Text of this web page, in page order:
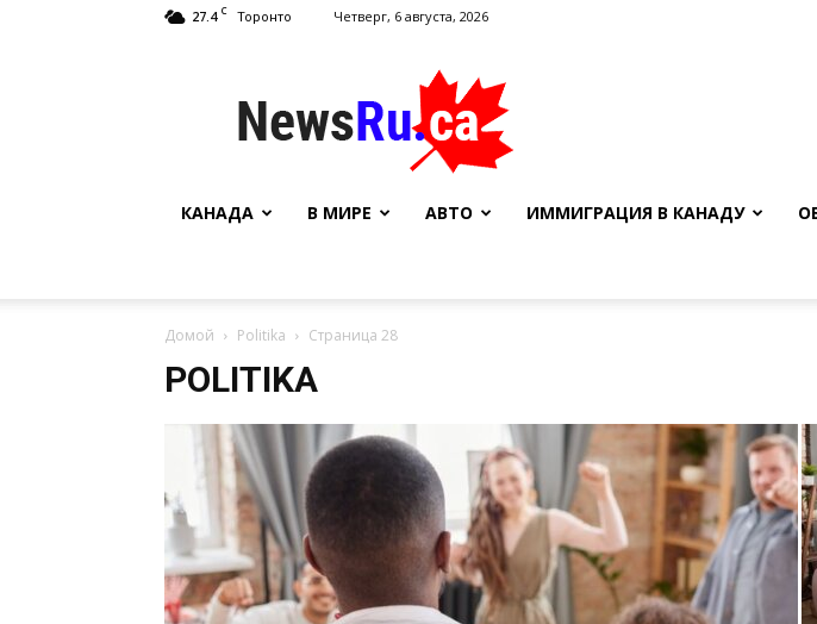
27.4 C Торонто Четверг, 6 августа, 2026
NewsRu.Ca
КАНАДА В МИРЕ АВТО ИММИГРАЦИЯ В КАНАДУ
Домой Politika Страница 28
POLITIKA